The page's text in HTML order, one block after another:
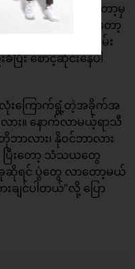
ျိုးမှာတောင် ဘယ်တော့မှ
ျွန်တော်တို့ မကစားရတော့
ပြန်ကစားဖို့ မီးစိမ်း
း စောင့်ဆိုင်းနေပါ
းလုံးကြောက်ရွံ့တဲ့အခိုက်အ
လား။ နောက်လာမယ့်ရာသီ
ာလား၊ နိုဝင်ဘာလား
ြီးတော့ သံသယတွေ
ရင် ပွဲတွေ လာတော့မယ်
ချင်ပါတယ်”လို့ ပြော